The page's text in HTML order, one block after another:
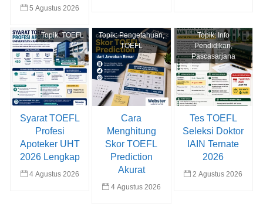
5 Agustus 2026
Topik:TOEFL
Syarat TOEFL
Profesi
Apoteker UHT
2026 Lengkap
4 Agustus 2026
Topik:Pengetahuan,
TOEFL
Cara
Menghitung
Skor TOEFL
Prediction
Akurat
4 Agustus 2026
Topik: Info
Pendidikan,
Pascasarjana
Tes TOEFL
Seleksi Doktor
IAIN Ternate
2026
2 Agustus 2026